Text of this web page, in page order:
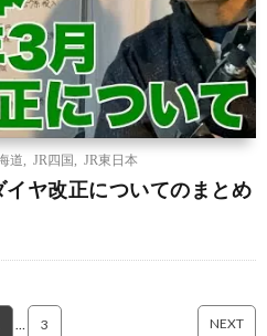
道 JR四国 JR東日本
ヤ改正についてのまとめ
3 NEXT